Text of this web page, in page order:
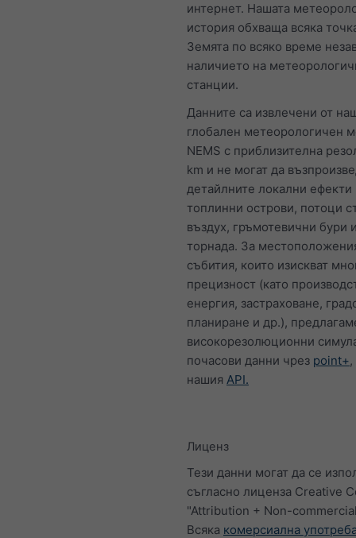
интернет. Нашата
история обхваща всяка
Земята по всяко време
наличието на
станции.
Данните са извлечени от
глобален метеорологичен
NEMS с приблизителна
km и не могат да
детайлните локални ефекти
топлинни острови, потоци
въздух, гръмотевични бури
торнада. За
събития, които изискват
прецизност (като
енергия, застраховане,
планиране и др.),
високорезолюционни
почасови данни чрез point+,
нашия API.
Лиценз
Тези данни могат да се
съгласно лиценза Creative
"Attribution + Non-
Всяка комерсиална